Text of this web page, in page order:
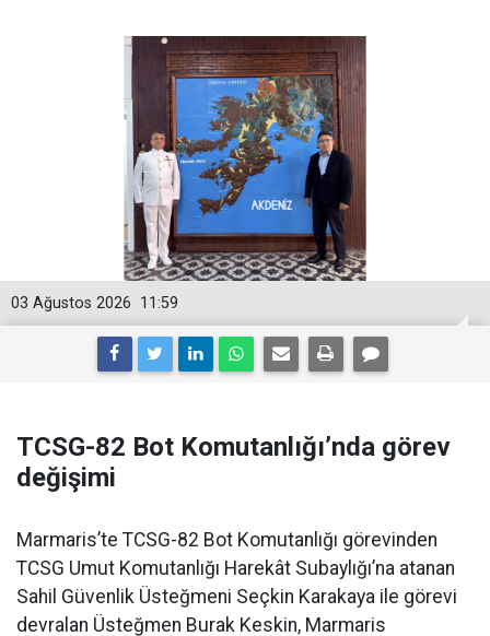
11:59
03 Ağustos 2026
TCSG-82 Bot Komutanlığı’nda görev
değişimi
Marmaris’te TCSG-82 Bot Komutanlığı görevinden
TCSG Umut Komutanlığı Harekât Subaylığı’na atanan
Sahil Güvenlik Üsteğmeni Seçkin Karakaya ile görevi
devralan Üsteğmen Burak Keskin, Marmaris